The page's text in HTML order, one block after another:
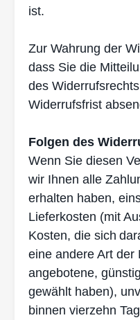
ist.
Zur Wahrung der
dass Sie die
des
Widerrufsfrist
Folgen des
Wenn Sie diesen
wir Ihnen alle
erhalten haben,
Lieferkosten (mit
Kosten, die sich
eine andere Art der
angebotene,
gewählt haben),
binnen vierzehn